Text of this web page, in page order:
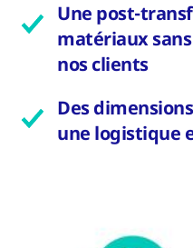
Une post-
matériaux
nos clients
Des
une logistique